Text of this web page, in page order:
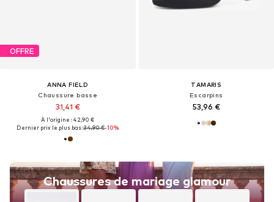
OFFRE
ANNA FIELD
Chaussure basse
31,41 €
À l'origine : 42,90 €
Dernier prix le plus bas :34,90 €-10%
Chaussures de mariage glamour
TAMARIS
Escarpins
53,96 €